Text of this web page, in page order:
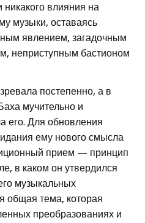
никакого влияния на
музыки, оставаясь
явлением, загадочным
неприступным бастионом
постепенно, а в
мучительно и
его. Для обновления
ему нового смысла
прием — принцип
в каком он утвердился
музыкальных
общая тема, которая
преобразованиях и